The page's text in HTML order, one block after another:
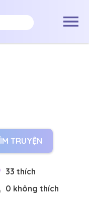
TRUYỆN
33 thích
0 không thích